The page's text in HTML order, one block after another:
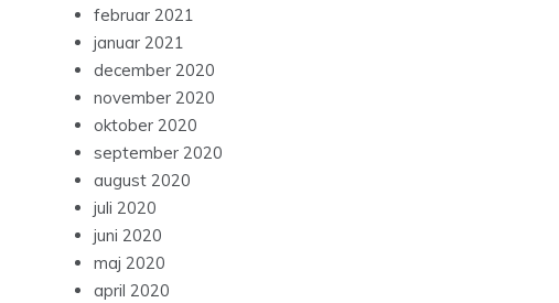
februar 2021
januar 2021
december 2020
november 2020
oktober 2020
september 2020
august 2020
juli 2020
juni 2020
maj 2020
april 2020